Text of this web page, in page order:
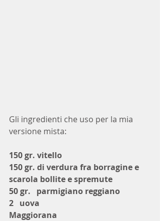
Gli ingredienti che uso per la mia
versione mista:
150 gr. vitello
150 gr. di verdura fra borragine e
scarola bollite e spremute
50 gr.   parmigiano reggiano
2   uova
Maggiorana